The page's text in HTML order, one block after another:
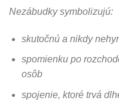
Nezábudky symbolizujú:
skutočnú a nikdy
spomienku po
osôb
spojenie, ktoré trvá